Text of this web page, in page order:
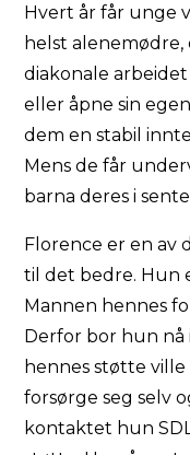
Hvert år får unge
helst
diakonale
eller åpne sin
dem en stabil
Mens de får
barna deres i
Florence er en av
til det bedre. Hun
Mannen hennes
Derfor bor hun nå
hennes støtte
forsørge seg selv
kontaktet hun